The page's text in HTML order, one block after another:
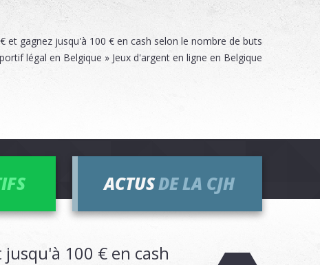
et gagnez jusqu'à 100 € en cash selon le nombre de buts
légal en Belgique » Jeux d'argent en ligne en Belgique
ACTUSDE LA CJH
100 € en cash